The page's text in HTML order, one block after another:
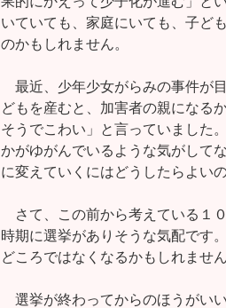
いていても、家庭にいても、子ど
のかもしれません。
最近、少年少女がらみの事件が
どもを産むと、加害者の親になる
そうでこわい」と言っていました
かがゆがんでいるような気がして
に変えていくにはどうしたらよい
さて、この前から考えている１
時期に選挙がありそうな気配です
どころではなくなるかもしれませ
選挙が終わってからのほうがい